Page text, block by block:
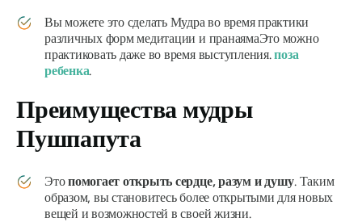
Вы можете это сделать Мудраво время практики
различных форм медитации и пранаямаЭто можно
практиковать даже во время выступления.поза
ребенка.
Преимуществамудры
Пушпапута
Этопомогает открыть сердце, разум и душу. Таким
образом, вы становитесь более открытыми для новых
вещей и возможностей в своей жизни.